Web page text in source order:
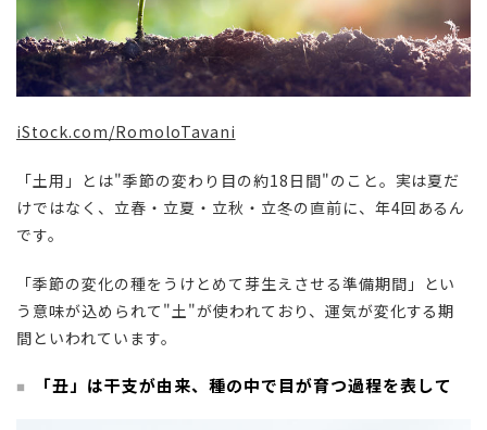
iStock.com/RomoloTavani
「土用」とは"季節の変わり目の約18日間"のこと。実は夏だ
けではなく、立春・立夏・立秋・立冬の直前に、年4回あるん
です。
「季節の変化の種をうけとめて芽生えさせる準備期間」とい
う意味が込められて"土"が使われており、運気が変化する期
間といわれています。
「丑」は干支が由来、種の中で目が育つ過程を表して